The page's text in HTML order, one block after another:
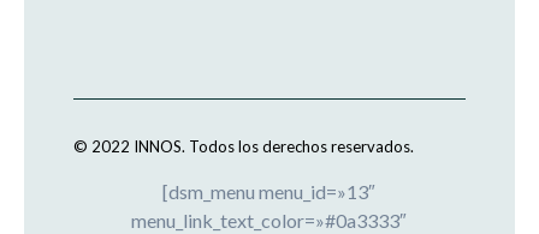
© 2022 INNOS. Todos los derechos reservados.
[dsm_menu menu_id=»13″
menu_link_text_color=»#0a3333″